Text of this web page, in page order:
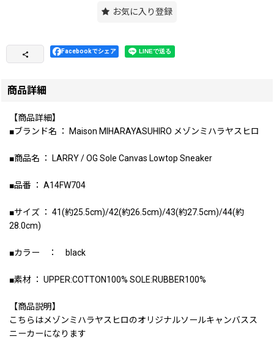
お気に入り登録
Facebookでシェア
商品詳細
【商品詳細】
■ブランド名 ： Maison MIHARAYASUHIRO メゾンミハラヤスヒロ
■商品名 ： LARRY / OG Sole Canvas Lowtop Sneaker
■品番 ： A14FW704
■サイズ ： 41(約25.5cm)/42(約26.5cm)/43(約27.5cm)/44(約
28.0cm)
■カラー ： black
■素材 ： UPPER:COTTON100% SOLE:RUBBER100%
【商品説明】
こちらはメゾンミハラヤスヒロのオリジナルソールキャンバスス
ニーカーになります